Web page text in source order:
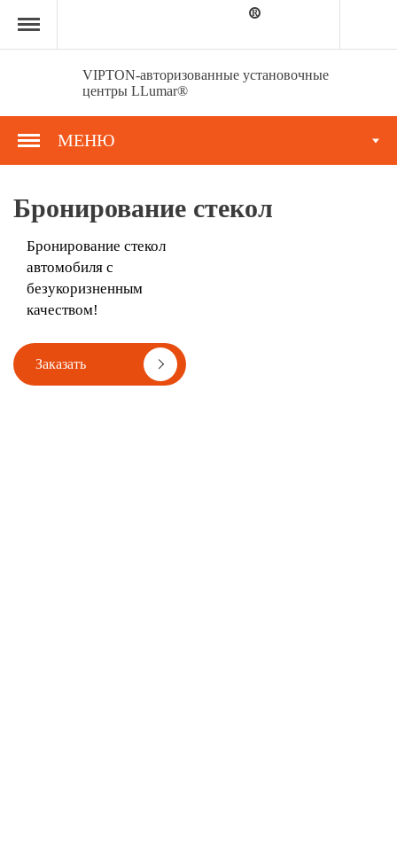
VIPTON-авторизованные установочные
центры LLumar®
страница
Бронирование
МЕНЮ
Бронирование стекол
Бронирование стекол
автомобиля c
безукоризненным
качеством!
Заказать